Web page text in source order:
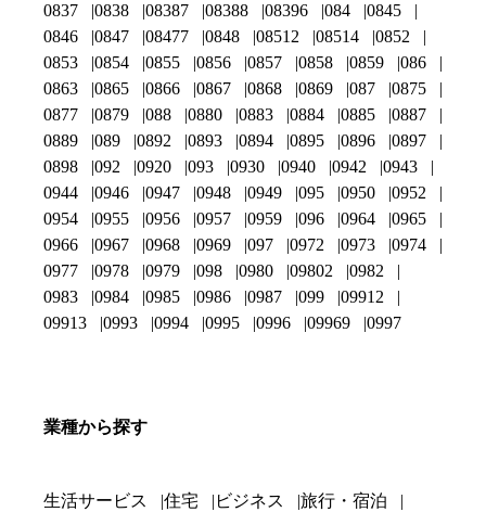
0837
0838 08387 08388 08396 084
0845
0846
0847 08477 0848 08512 08514
0852
0853
0854 0855 0856 0857 0858 0859
086
0863
0865 0866 0867 0868 0869 087
0875
0877
0879 088 0880 0883 0884 0885
0887
0889
089 0892 0893 0894 0895 0896
0897
0898
092 0920 093 0930 0940 0942
0943
0944
0946 0947 0948 0949 095 0950
0952
0954
0955 0956 0957 0959 096 0964
0965
0966
0967 0968 0969 097 0972 0973
0974
0977
0978 0979 098 0980 09802
0982
0983
0984 0985 0986 0987 099
09912
09913
0993 0994 0995 0996 09969 0997
業種から探す
生活サービス 住宅 ビジネス
旅行・宿泊